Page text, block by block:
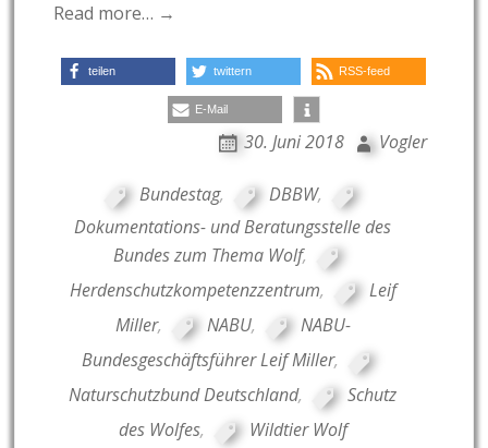
Read more… →
teilen twittern RSS-feed
E-Mail
30. Juni 2018 Vogler
Bundestag, DBBW,
Dokumentations- und Beratungsstelle des
Bundes zum Thema Wolf,
Herdenschutzkompetenzzentrum,
Leif
Miller, NABU,
NABU-
Bundesgeschäftsführer Leif Miller,
Naturschutzbund Deutschland,
Schutz
des Wolfes, Wildtier Wolf